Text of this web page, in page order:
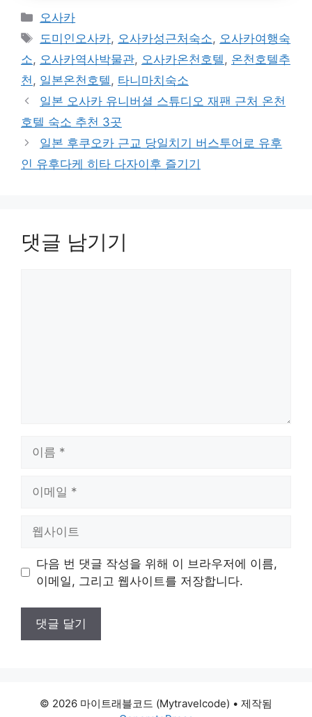
카
테
리
오사카
태
그
도미인오사카, 오사카성근처숙소, 오사카여행숙
소, 오사카역사박물관, 오사카온천호텔 , 온천호텔추
천 , 일본온천호텔 , 타니마치숙소
일본 오사카 유니버셜 스튜디오 재팬 근처 온천
호텔 숙소 추천 3곳
일본 후쿠오카 근교 당일치기 버스투어로 유후
인 유후다케 히타 다자이후 즐기기
댓글 남기기
트
다음 번 댓글 작성을 위해 이 브라우저에 이름,
이메일, 그리고 웹사이트를 저장합니다.
© 2026 마이트래블코드 (Mytravelcode) • 제작됨